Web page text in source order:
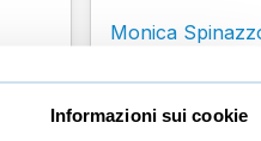
Informazioni sui cookie
Monica
opera come